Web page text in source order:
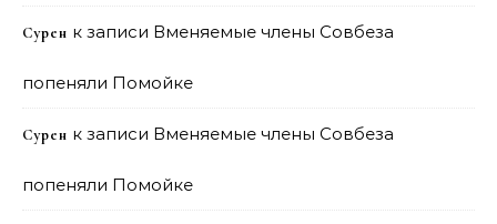
Сурен к записи Вменяемые члены Совбеза
попеняли Помойке
Сурен к записи Вменяемые члены Совбеза
попеняли Помойке